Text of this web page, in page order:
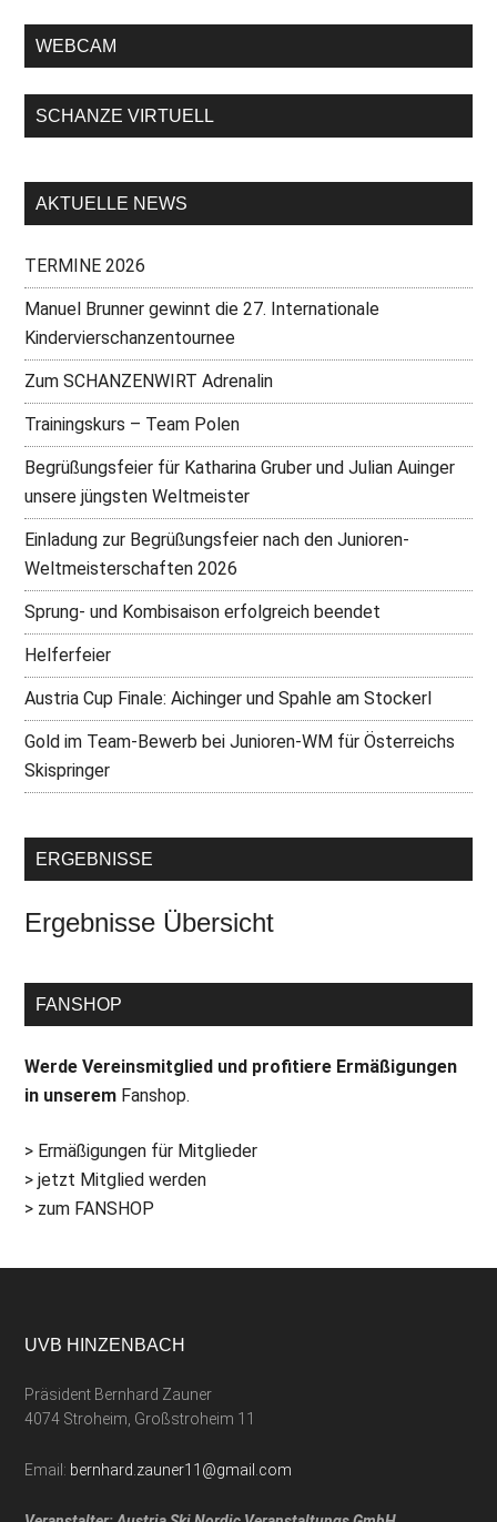
WEBCAM
SCHANZE VIRTUELL
AKTUELLE NEWS
TERMINE 2026
Manuel Brunner gewinnt die 27. Internationale
Kindervierschanzentournee
Zum SCHANZENWIRT Adrenalin
Trainingskurs – Team Polen
Begrüßungsfeier für Katharina Gruber und Julian Auinger
unsere jüngsten Weltmeister
Einladung zur Begrüßungsfeier nach den Junioren-
Weltmeisterschaften 2026
Sprung- und Kombisaison erfolgreich beendet
Helferfeier
Austria Cup Finale: Aichinger und Spahle am Stockerl
Gold im Team-Bewerb bei Junioren-WM für Österreichs
Skispringer
ERGEBNISSE
Ergebnisse Übersicht
FANSHOP
Werde Vereinsmitglied und profitiere Ermäßigungen
in unserem Fanshop.
> Ermäßigungen für Mitglieder
> jetzt Mitglied werden
> zum FANSHOP
UVB HINZENBACH
Präsident Bernhard Zauner
4074 Stroheim, Großstroheim 11
Email: bernhard.zauner11@gmail.com